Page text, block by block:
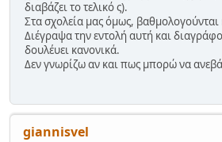
διαβάζει το τελικό ς).
Στα σχολεία μας όμως, βαθμολογούνται
Διέγραψα την εντολή αυτή και
δουλέυει κανονικά.
Δεν γνωρίζω αν και πως μπορώ να
giannisvel